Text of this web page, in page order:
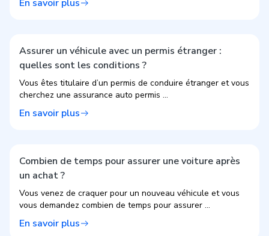
En savoir plus
Assurer un véhicule avec un permis étranger :
quelles sont les conditions ?
Vous êtes titulaire d’un permis de conduire étranger et vous
cherchez une assurance auto permis ...
En savoir plus
Combien de temps pour assurer une voiture après
un achat ?
Vous venez de craquer pour un nouveau véhicule et vous
vous demandez combien de temps pour assurer ...
En savoir plus